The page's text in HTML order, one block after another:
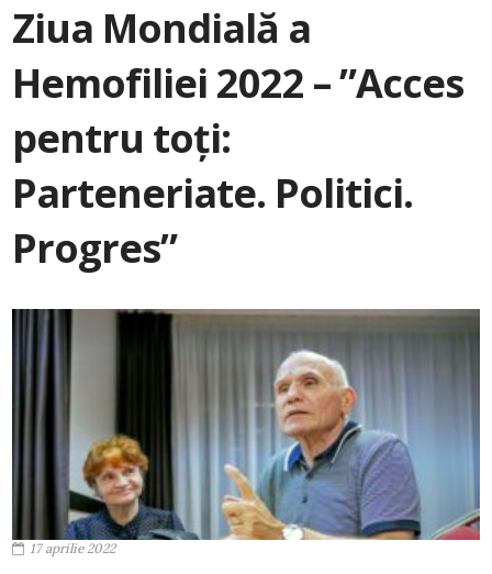
Ziua Mondială a
Hemofiliei 2022 – ”Acces
pentru toţi:
Parteneriate. Politici.
Progres”
17 aprilie 2022